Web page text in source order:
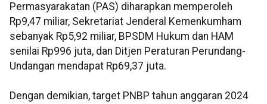
Permasyarakatan (PAS) diharapkan memperoleh
Rp9,47 miliar, Sekretariat Jenderal Kemenkumham
sebanyak Rp5,92 miliar, BPSDM Hukum dan HAM
senilai Rp996 juta, dan Ditjen Peraturan Perundang-
Undangan mendapat Rp69,37 juta.
Dengan demikian, target PNBP tahun anggaran 2024